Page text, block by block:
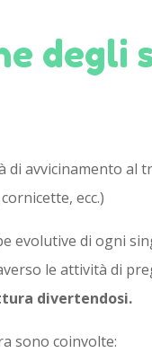
degli
di avvicinamento al
ecc.)
evolutive di ogni
le attività di
divertendosi.
sono coinvolte: